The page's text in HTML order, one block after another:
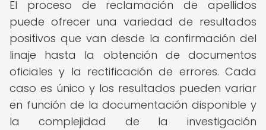
El proceso de reclamación de apellidos
puede ofrecer una variedad de resultados
positivos que van desde la confirmación del
linaje hasta la obtención de documentos
oficiales y la rectificación de errores. Cada
caso es único y los resultados pueden variar
en función de la documentación disponible y
la complejidad de la investigación